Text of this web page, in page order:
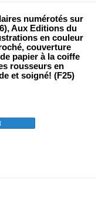
numérotés sur
Aux Editions du
en couleur
couverture
papier à la coiffe
rousseurs en
et soigné! (F25)